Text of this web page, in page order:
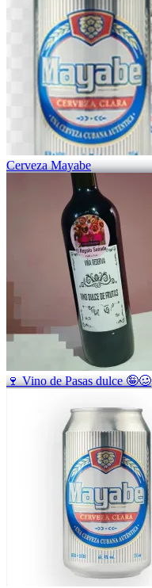
Cerveza Mayabe
🍷 Vino de Pasas dulce 🤪🥴